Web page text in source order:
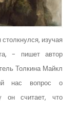
изучая
- пишет автор
Толкина Майкл
нас вопрос о
он считает, что